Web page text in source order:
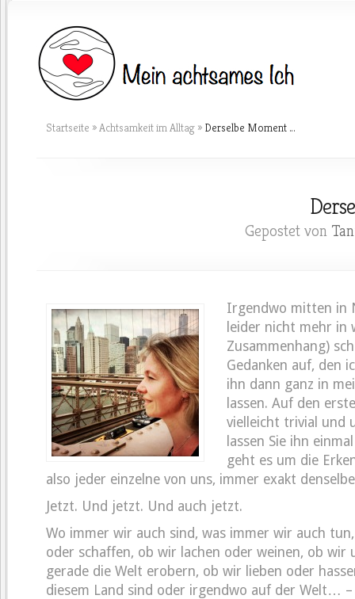
Startseite »Achtsamkeit im Alltag » Derselbe Moment …
Gepostet von
Irgendwo mitten in
leider nicht mehr in
Zusammenhang)
Gedanken auf, den
ihn dann ganz in
lassen. Auf den
vielleicht trivial und
lassen Sie ihn
geht es um die
also jeder einzelne von uns, immer exakt
Jetzt. Und jetzt. Und auch jetzt.
Wo immer wir auch sind, was immer wir auch
oder schaffen, ob wir lachen oder weinen, ob wir
gerade die Welt erobern, ob wir lieben oder
diesem Land sind oder irgendwo auf der Welt… –